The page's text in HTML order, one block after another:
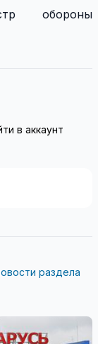
обороны
в аккаунт
раздела